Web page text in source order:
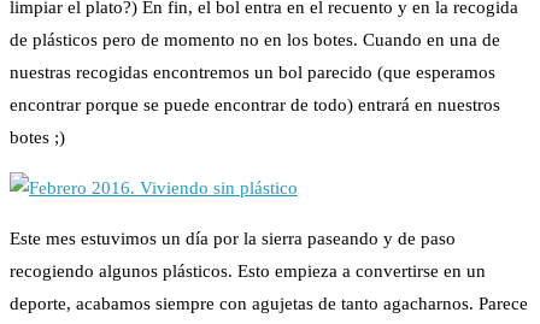
limpiar el plato?) En fin, el bol entra en el recuento y en la recogida
de plásticos pero de momento no en los botes. Cuando en una de
nuestras recogidas encontremos un bol parecido (que esperamos
encontrar porque se puede encontrar de todo) entrará en nuestros
botes ;)
Este mes estuvimos un día por la sierra paseando y de paso
recogiendo algunos plásticos. Esto empieza a convertirse en un
deporte, acabamos siempre con agujetas de tanto agacharnos. Parece